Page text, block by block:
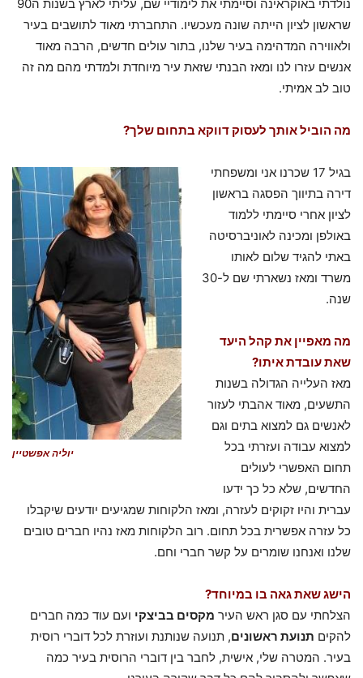
נולדתי באוקראינה וסיימתי את לימודיי שם, עליתי לארץ בשנות ה90
שראשון לציון הייתה שונה מעכשיו. התחברתי מאוד לתושבים בעיר
ולאווירה המדהימה בעיר שלנו, בתור עולים חדשים, הרבה מאוד
אנשים עזרו לנו ומאז הבנתי שזאת עיר מיוחדת ולמדתי מהם מה זה
טוב לב אמיתי.
מה הוביל אותך לעסוק דווקא בתחום שלך?
יוליה אפשטיין
בגיל 17 שכרנו אני ומשפחתי
דירה בתיווך הפסגה בראשון
לציון אחרי סיימתי ללמוד
באולפן ומכינה לאוניברסיטה
באתי להגיד שלום לאותו
משרד ומאז נשארתי שם ל-30
שנה.
מה מאפיין את קהל היעד
שאת עובדת איתו?
מאז העלייה הגדולה בשנות
התשעים, מאוד אהבתי לעזור
לאנשים גם למצוא בתים וגם
למצוא עבודה ועזרתי בכל
תחום האפשרי לעולים
החדשים, שלא כל כך ידעו
עברית והיו זקוקים לעזרה, ומאז הלקוחות שמגיעים יודעים שיקבלו
כל עזרה אפשרית בכל תחום. רוב הלקוחות מאז נהיו חברים טובים
שלנו ואנחנו שומרים על קשר חברי וחם.
הישג שאת גאה בו במיוחד?
הצלחתי עם סגן ראש העיר מקסים בביצקי ועם עוד כמה חברים
להקים תנועת ראשונים, תנועה שנותנת ועוזרת לכל דוברי רוסית
בעיר. המטרה שלי, אישית, לחבר בין דוברי הרוסית בעיר כמה